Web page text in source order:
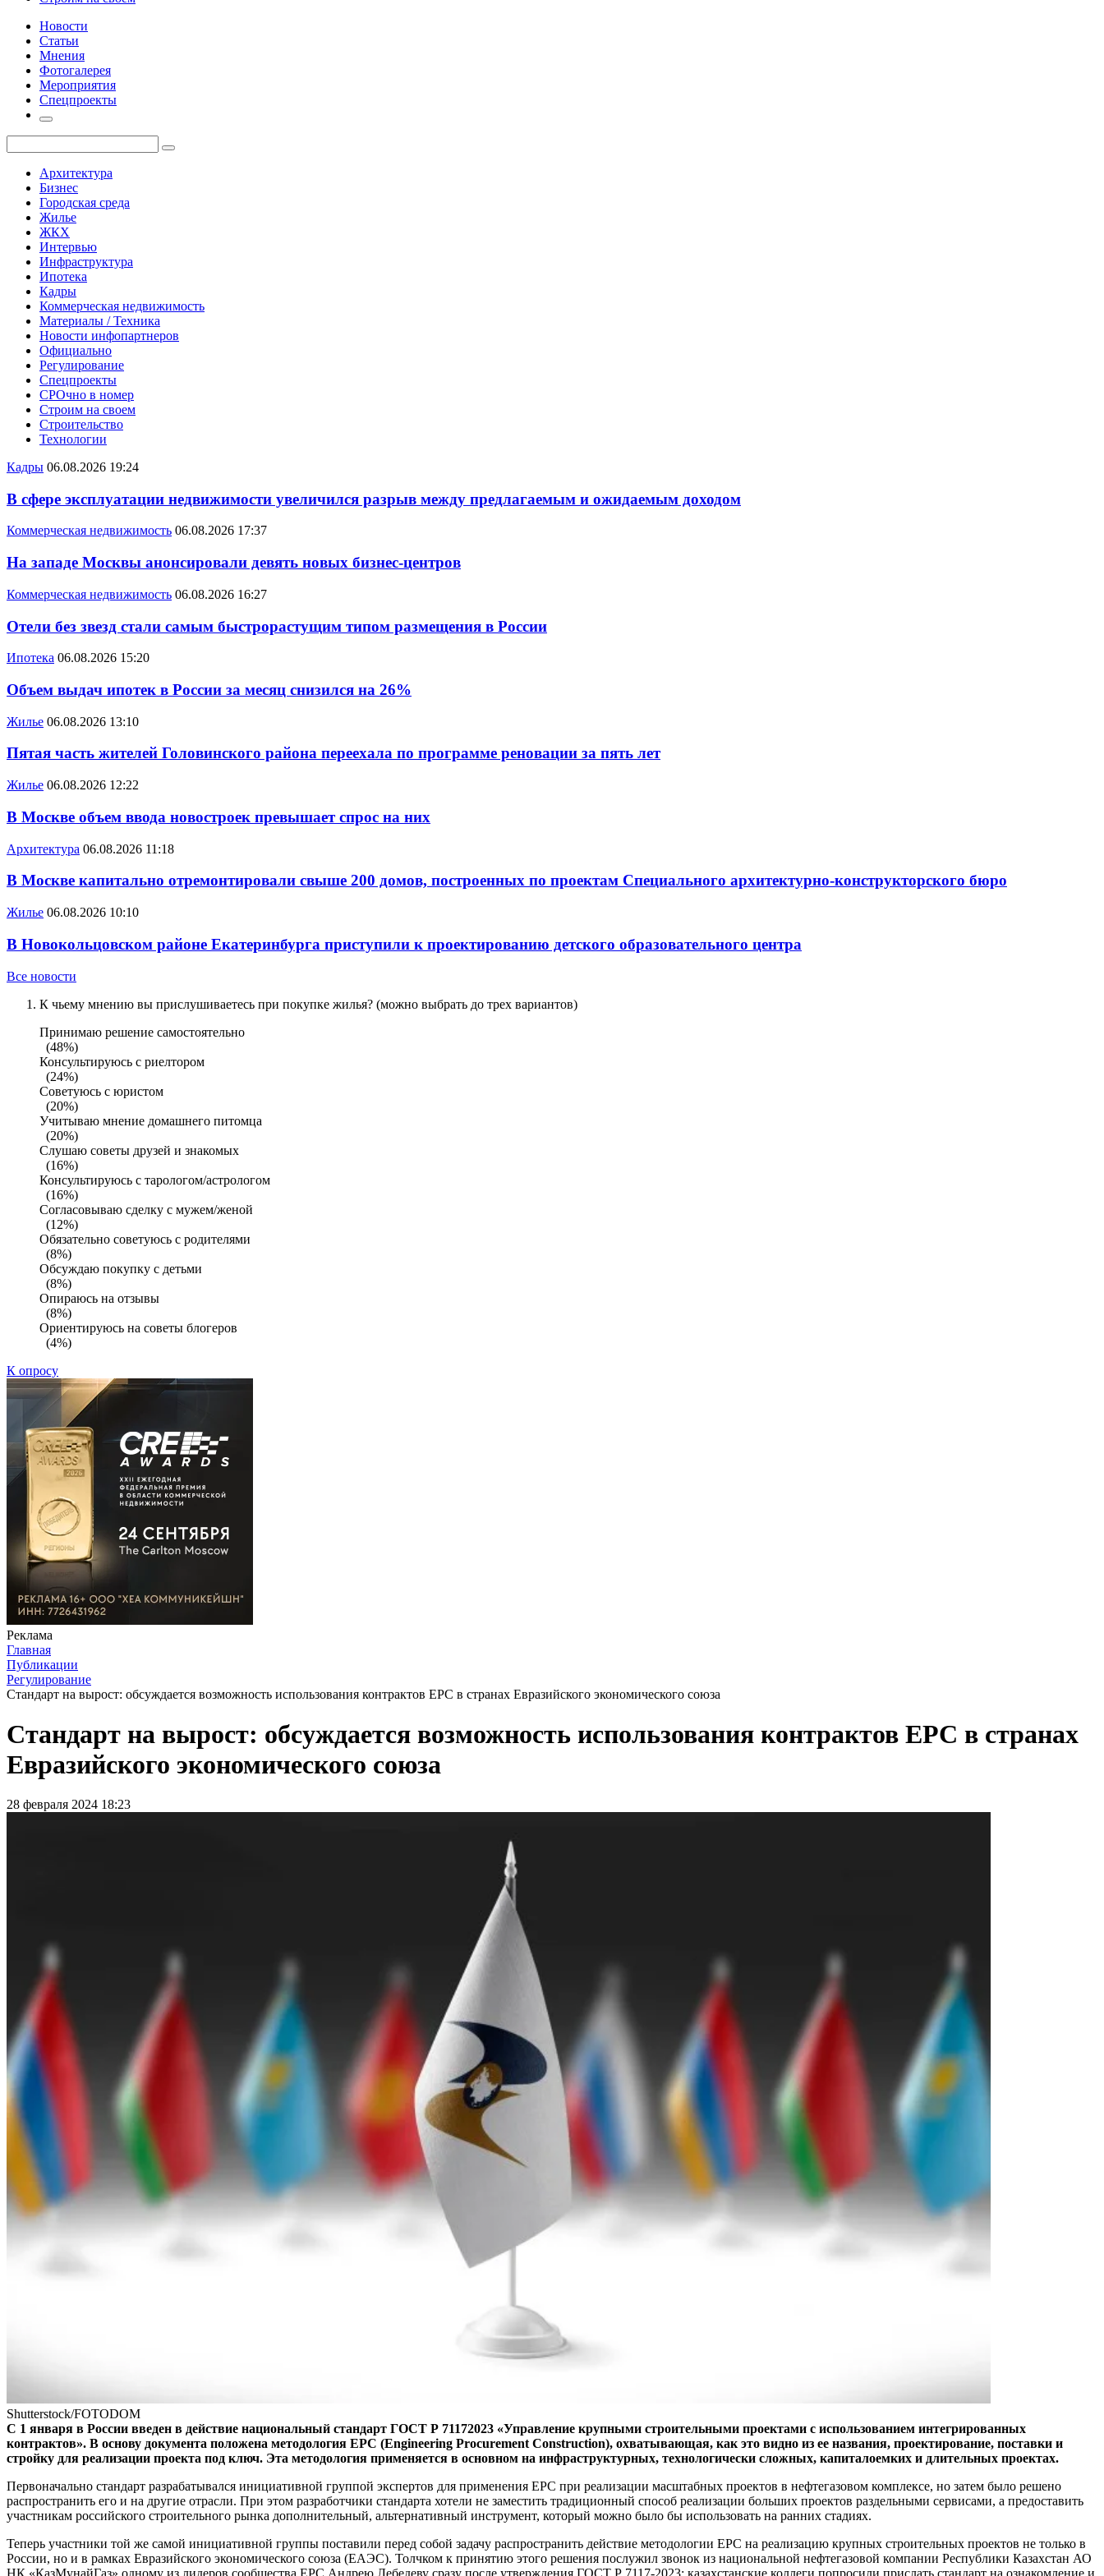
Новости
Статьи
Мнения
Фотогалерея
Мероприятия
Спецпроекты
Архитектура
Бизнес
Городская среда
Жилье
ЖКХ
Интервью
Инфраструктура
Ипотека
Кадры
Коммерческая недвижимость
Материалы / Техника
Новости инфопартнеров
Официально
Регулирование
Спецпроекты
СРОчно в номер
Строим на своем
Строительство
Технологии
Кадры 06.08.2026 19:24
В сфере эксплуатации недвижимости увеличился разрыв между предлагаемым и ожидаемым доходом
Коммерческая недвижимость 06.08.2026 17:37
На западе Москвы анонсировали девять новых бизнес-центров
Коммерческая недвижимость 06.08.2026 16:27
Отели без звезд стали самым быстрорастущим типом размещения в России
Ипотека 06.08.2026 15:20
Объем выдач ипотек в России за месяц снизился на 26%
Жилье 06.08.2026 13:10
Пятая часть жителей Головинского района переехала по программе реновации за пять лет
Жилье 06.08.2026 12:22
В Москве объем ввода новостроек превышает спрос на них
Архитектура 06.08.2026 11:18
В Москве капитально отремонтировали свыше 200 домов, построенных по проектам Специального архитектурно-конструкторского бюро
Жилье 06.08.2026 10:10
В Новокольцовском районе Екатеринбурга приступили к проектированию детского образовательного центра
Все новости
К чьему мнению вы прислушиваетесь при покупке жилья? (можно выбрать до трех вариантов)
Принимаю решение самостоятельно
(48%)
Консультируюсь с риелтором
(24%)
Советуюсь с юристом
(20%)
Учитываю мнение домашнего питомца
(20%)
Слушаю советы друзей и знакомых
(16%)
Консультируюсь с тарологом/астрологом
(16%)
Согласовываю сделку с мужем/женой
(12%)
Обязательно советуюсь с родителями
(8%)
Обсуждаю покупку с детьми
(8%)
Опираюсь на отзывы
(8%)
Ориентируюсь на советы блогеров
(4%)
К опросу
Реклама
Главная
Публикации
Регулирование
Стандарт на вырост: обсуждается возможность использования контрактов ЕРС в странах Евразийского экономического союза
Стандарт на вырост: обсуждается возможность использования контрактов ЕРС в странах
Евразийского экономического союза
28 февраля 2024 18:23
Shutterstock/FOTODOM
С 1 января в России введен в действие национальный стандарт ГОСТ Р 71172023 «Управление крупными строительными проектами с использованием интегрированных
контрактов». В основу документа положена методология ЕРС (Engineering Procurement Construction), охватывающая, как это видно из ее названия, проектирование, поставки и
стройку для реализации проекта под ключ. Эта методология применяется в основном на инфраструктурных, технологически сложных, капиталоемких и длительных проектах.
Первоначально стандарт разрабатывался инициативной группой экспертов для применения ЕРС при реализации масштабных проектов в нефтегазовом комплексе, но затем было решено
распространить его и на другие отрасли. При этом разработчики стандарта хотели не заместить традиционный способ реализации больших проектов раздельными сервисами, а предоставить
участникам российского строительного рынка дополнительный, альтернативный инструмент, который можно было бы использовать на ранних стадиях.
Теперь участники той же самой инициативной группы поставили перед собой задачу распространить действие методологии ЕРС на реализацию крупных строительных проектов не только в
России, но и в рамках Евразийского экономического союза (ЕАЭС). Толчком к принятию этого решения послужил звонок из национальной нефтегазовой компании Республики Казахстан АО